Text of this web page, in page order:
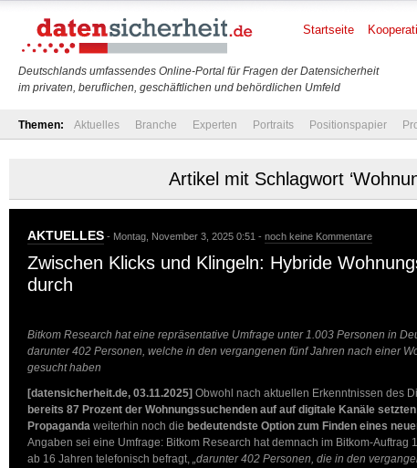
Deutschlands umfassendes Online-Portal für Fragen der Datensicherheit
im privaten, beruflichen, geschäftlichen und behördlichen Umfeld
Startseite
Themen: Aktuelles Branche Experten Portraits Positionspapier
Artikel mit Schlagwort
AKTUELLES - Montag, November 3, 2025 0:51 - noch keine Kommentare
Zwischen Klicks und Klingeln: Hybride
durch
Bitkom Research hat eine repräsentative Umfrage unter 1.003 Personen in
darunter 402 Personen, welche in den vergangenen fünf Jahren nach einer
gesucht haben
[datensicherheit.de, 03.11.2025] Obwohl nach aktuellen Erkenntnissen des
bereits 87 Prozent der Wohnungssuchenden auf auf digitale Kanäle setzten
Propaganda weiterhin noch die bedeutendste Option zum Finden eines
Angaben sei eine Umfrage: Bitkom Research hat demnach im Bitkom-Auftrag
ab 16 Jahren telefonisch befragt, „darunter 402 Personen, die in den